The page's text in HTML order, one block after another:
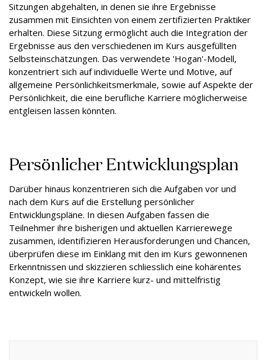
Sitzungen abgehalten, in denen sie ihre Ergebnisse
zusammen mit Einsichten von einem zertifizierten Praktiker
erhalten. Diese Sitzung ermöglicht auch die Integration der
Ergebnisse aus den verschiedenen im Kurs ausgefüllten
Selbsteinschätzungen. Das verwendete 'Hogan'-Modell,
konzentriert sich auf individuelle Werte und Motive, auf
allgemeine Persönlichkeitsmerkmale, sowie auf Aspekte der
Persönlichkeit, die eine berufliche Karriere möglicherweise
entgleisen lassen könnten.
Persönlicher Entwicklungsplan
Darüber hinaus konzentrieren sich die Aufgaben vor und
nach dem Kurs auf die Erstellung persönlicher
Entwicklungspläne. In diesen Aufgaben fassen die
Teilnehmer ihre bisherigen und aktuellen Karrierewege
zusammen, identifizieren Herausforderungen und Chancen,
überprüfen diese im Einklang mit den im Kurs gewonnenen
Erkenntnissen und skizzieren schliesslich eine kohärentes
Konzept, wie sie ihre Karriere kurz- und mittelfristig
entwickeln wollen.